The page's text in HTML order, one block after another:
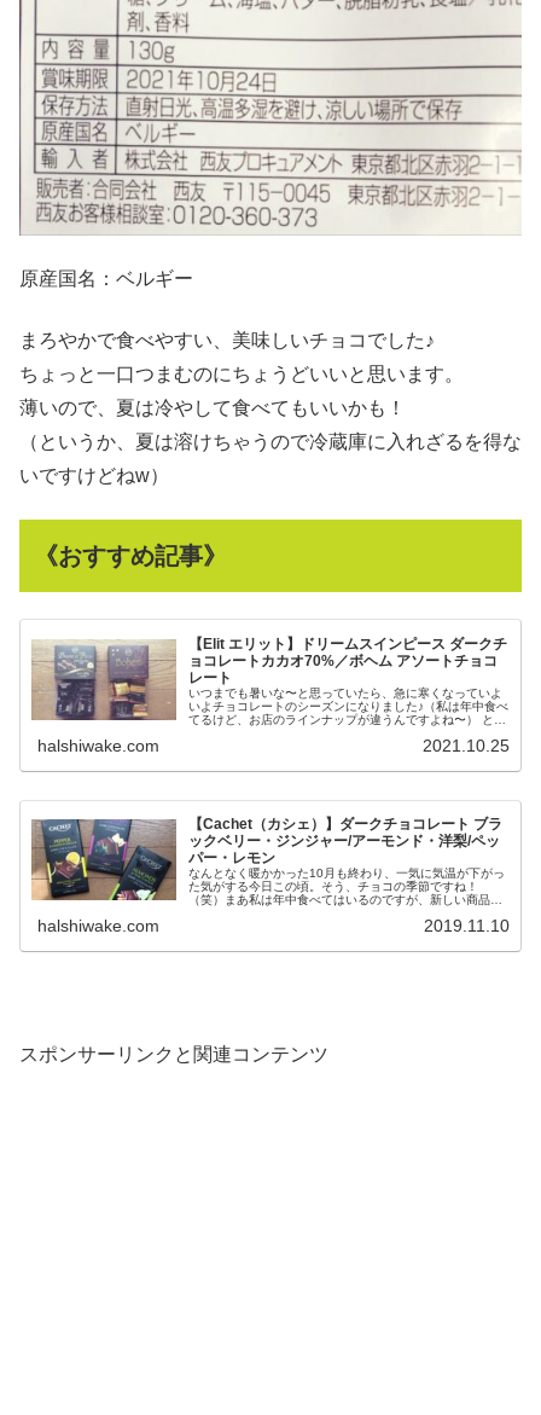
原産国名：ベルギー
まろやかで食べやすい、美味しいチョコでした♪
ちょっと一口つまむのにちょうどいいと思います。
薄いので、夏は冷やして食べてもいいかも！
（というか、夏は溶けちゃうので冷蔵庫に入れざるを得な
いですけどねw）
《おすすめ記事》
【Elit エリット】ドリームスインピース ダークチ
ョコレートカカオ70%／ボヘム アソートチョコ
レート
いつまでも暑いな〜と思っていたら、急に寒くなっていよ
いよチョコレートのシーズンになりました♪（私は年中食べ
てるけど、お店のラインナップが違うんですよね〜） とい
halshiwake.com 2021.10.25
【Cachet（カシェ）】ダークチョコレート ブラ
ックベリー・ジンジャー/アーモンド・洋梨/ペッ
パー・レモン
なんとなく暖かかった10月も終わり、一気に気温が下がっ
た気がする今日この頃。そう、チョコの季節ですね！
（笑）まあ私は年中食べてはいるのですが、新しい商品と
halshiwake.com 2019.11.10
スポンサーリンクと関連コンテンツ